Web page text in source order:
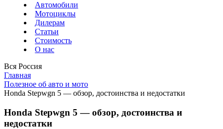
Автомобили
Мотоциклы
Дилерам
Статьи
Стоимость
О нас
Вся Россия
Главная
Полезное об авто и мото
Honda Stepwgn 5 — обзор, достоинства и недостатки
Honda Stepwgn 5 — обзор, достоинства и
недостатки